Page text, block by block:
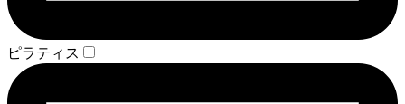
ピラティス